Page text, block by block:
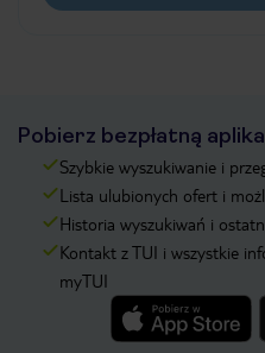
Pobierz bezpłatną
Szybkie wyszukiwanie i
Lista ulubionych ofert i
Historia wyszukiwań i
Kontakt z TUI i wszystkie
myTUI